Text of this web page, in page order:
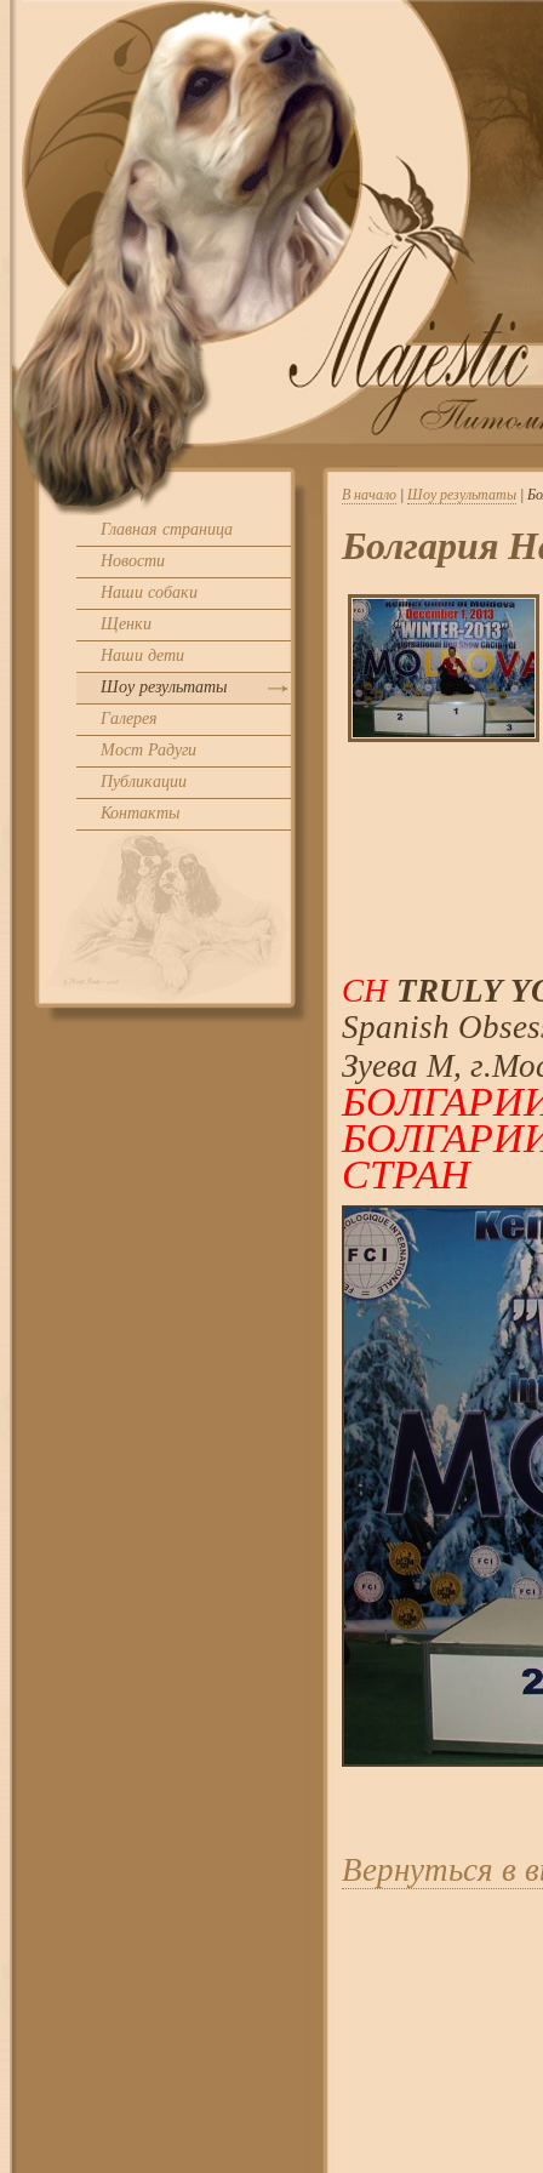
Главная страница
Новости
Наши собаки
Щенки
Наши дети
Шоу результаты
Галерея
Мост Радуги
Публикации
Контакты
В начало Шоу результаты |
Болгария
CH TRULY
Spanish
Зуева М,
СТРАН
Вернуться в